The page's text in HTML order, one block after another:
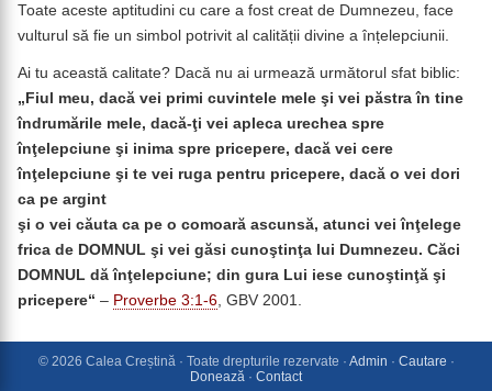
Toate aceste aptitudini cu care a fost creat de Dumnezeu, face
vulturul să fie un simbol potrivit al calității divine a înțelepciunii.
Ai tu această calitate? Dacă nu ai urmează următorul sfat biblic:
„Fiul meu, dacă vei primi cuvintele mele şi vei păstra în tine
îndrumările mele, dacă-ţi vei apleca urechea spre
înţelepciune şi inima spre pricepere, dacă vei cere
înţelepciune şi te vei ruga pentru pricepere, dacă o vei dori
ca pe argint
şi o vei căuta ca pe o comoară ascunsă, atunci vei înţelege
frica de DOMNUL şi vei găsi cunoştinţa lui Dumnezeu. Căci
DOMNUL dă înţelepciune; din gura Lui iese cunoştinţă şi
pricepere“ – Proverbe 3:1-6, GBV 2001.
© 2026 Calea Creștină · Toate drepturile rezervate · Admin · Cautare ·
Donează · Contact